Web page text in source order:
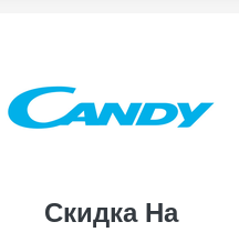
Скидка На